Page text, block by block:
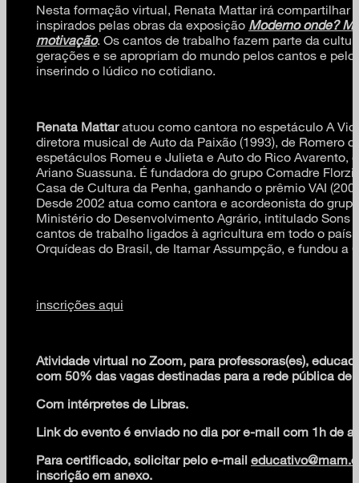
Nesta formação virtual, Renata Mattar irá compartilhar
inspirados pelas obras da exposição Moderno onde?
motivação. Os cantos de trabalho fazem parte da
gerações e se apropriam do mundo pelos cantos e
inserindo o lúdico no cotidiano.
Renata Mattaratuou como cantora no espetáculo A
diretora musical de Auto da Paixão (1993), de Romero
espetáculos Romeu e Julieta e Auto do Rico Avarento,
Ariano Suassuna. É fundadora do grupo Comadre
Casa de Cultura da Penha, ganhando o prêmio VAI
Desde 2002 atua como cantora e acordeonista do
Ministério do Desenvolvimento Agrário, intitulado Sons
cantos de trabalho ligados à agricultura em todo o
Orquídeas do Brasil, de Itamar Assumpção, e fundou a
inscrições aqui
Atividade virtual no Zoom, para professoras(es),
com 50% das vagas destinadas para a rede pública de
Com intérpretes de Libras.
Link do evento é enviado no dia por e-mail com 1h de
Para certificado, solicitar pelo e-mail
inscrição em anexo.